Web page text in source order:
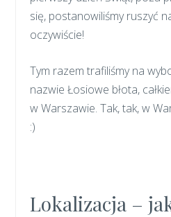
się, postanowiliśmy ruszyć
oczywiście!
Tym razem trafiliśmy na
nazwie Łosiowe błota,
w Warszawie. Tak, tak, w
:)
Lokalizacja –